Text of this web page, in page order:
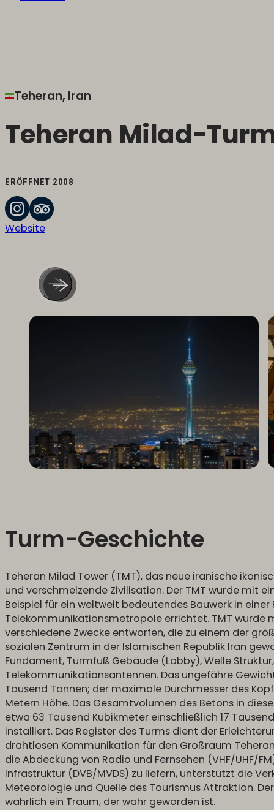
Teheran, Iran
Teheran Milad-
Website
ERÖFFNET 2008
Turm-Geschichte
Teheran Milad Tower (TMT), das neue iranische
und verschmelzende Zivilisation. Der TMT wurde mit
Beispiel für ein weltweit bedeutendes Bauwerk in einer
Telekommunikationsmetropole errichtet. TMT wurde
verschiedene Zwecke entworfen, die zu einem der
sozialen Zentrum in der Islamischen Republik Iran
Fundament, Turmfuß Gebäude (Lobby), Welle
Telekommunikationsantennen. Das ungefähre
Tausend Tonnen; der maximale Durchmesser des
Metern Höhe. Das Gesamtvolumen des Betons in
etwa 63 Tausend Kubikmeter einschließlich 17
installiert. Das Register des Turms dient der
drahtlosen Kommunikation für den Großraum
die Abdeckung von Radio und Fernsehen (VHF/UHF/
Infrastruktur (DVB/MVDS) zu liefern, unterstützt die
Meteorologie und Quelle des Tourismus Attraktion.
wahrlich ein Traum, der wahr geworden ist.